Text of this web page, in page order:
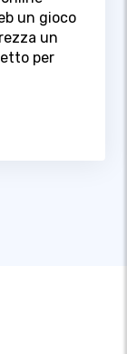
un gioco
un
per